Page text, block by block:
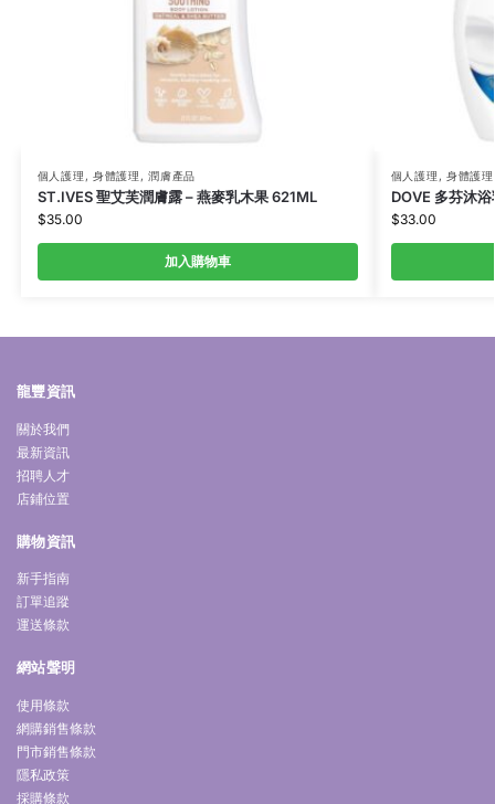
個人護理 , 身體護理 ,潤膚產品
ST.IVES 聖艾芙潤膚露 – 燕麥乳木果 621ML
$35.00
加入購物車
個人護理 , 身體護理
DOVE 多芬沐
$33.00
龍豐資訊
關於我們
最新資訊
招聘人才
店鋪位置
購物資訊
新手指南
訂單追蹤
運送條款
網站聲明
使用條款
網購銷售條款
門市銷售條款
隱私政策
採購條款